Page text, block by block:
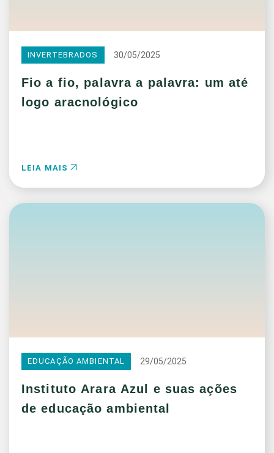
INVERTEBRADOS 30/05/2025
Fio a fio, palavra a palavra: um até
logo aracnológico
LEIA MAIS
EDUCAÇÃO AMBIENTAL 29/05/2025
Instituto Arara Azul e suas ações
de educação ambiental